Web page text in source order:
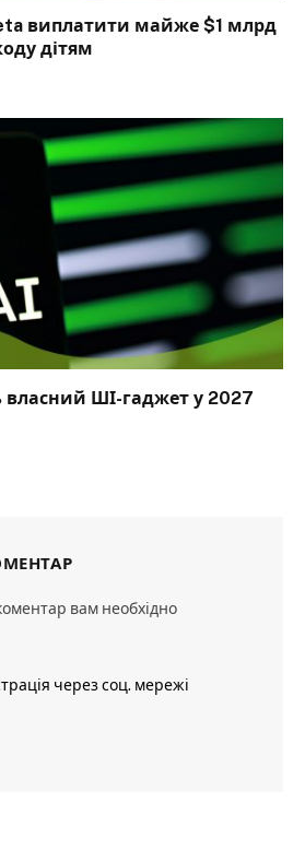
виплатити майже $1 млрд
дітям
власний ШІ-гаджет у 2027
вам необхідно
через соц. мережі